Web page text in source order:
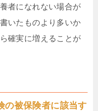
者になれない場合が
いたものより多いか
確実に増えることが
の被保険者に該当す